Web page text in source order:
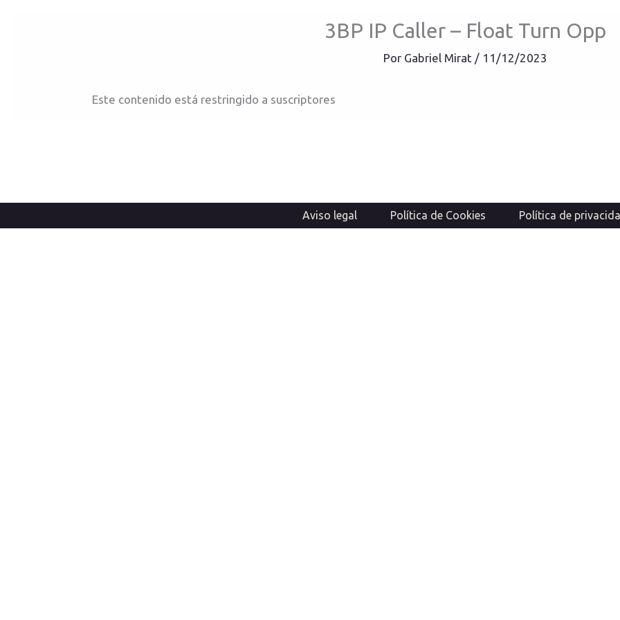
3BP IP Caller – Float Turn Opp
Por Gabriel Mirat / 11/12/2023
Este contenido está restringido a suscriptores
Aviso legal Política de Cookies Política de